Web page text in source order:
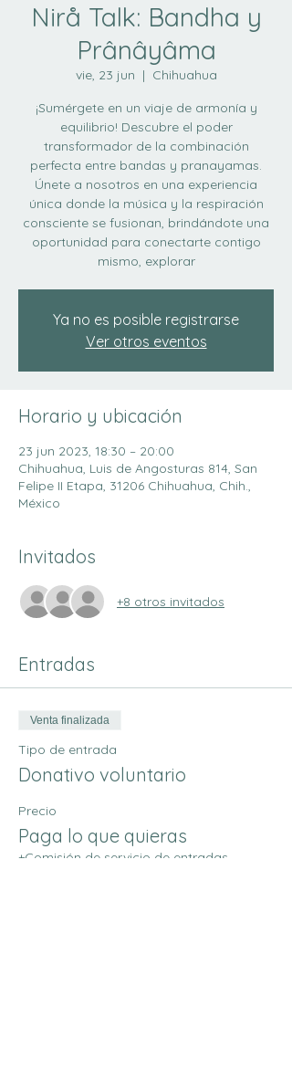
Nirå Talk: Bandha y
Prânâyâma
vie, 23 jun
  |
Chihuahua
¡Sumérgete en un viaje de armonía y
equilibrio! Descubre el poder
transformador de la combinación
perfecta entre bandas y pranayamas.
Únete a nosotros en una experiencia
única donde la música y la respiración
consciente se fusionan, brindándote una
oportunidad para conectarte contigo
mismo, explorar
Ya no es posible registrarse
Ver otros eventos
Horario y ubicación
23 jun 2023, 18:30 – 20:00
Chihuahua, Luis de Angosturas 814, San
Felipe II Etapa, 31206 Chihuahua, Chih.,
México
Invitados
+8 otros invitados
Entradas
Venta finalizada
Tipo de entrada
Donativo voluntario
Precio
Paga lo que quieras
+Comisión de servicio de entradas